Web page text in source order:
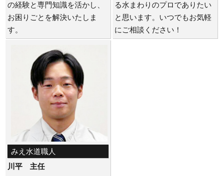
の経験と専門知識を活かし、
お困りごとを解決いたしま
す。
る水まわりのプロでありたい
と思います。いつでもお気軽
にご相談ください！
みえ水道職人
川平 主任